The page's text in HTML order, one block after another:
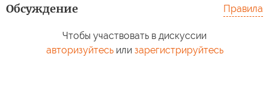
Обсуждение Правила
Чтобы участвовать в дискуссии
авторизуйтесьили зарегистрируйтесь